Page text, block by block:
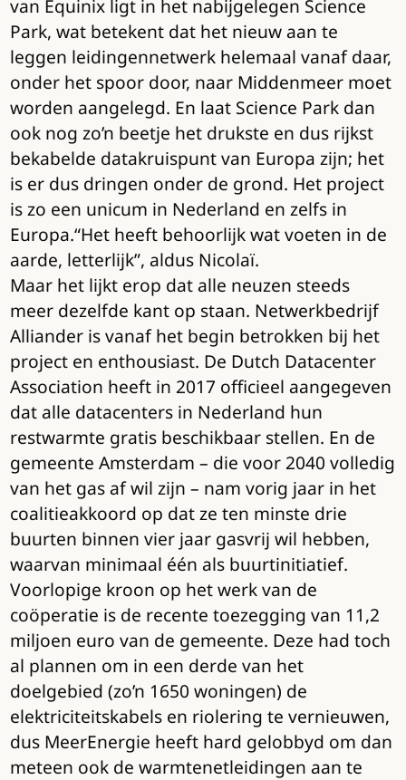
van Equinix ligt in het nabijgelegen Science
Park, wat betekent dat het nieuw aan te
leggen leidingennetwerk helemaal vanaf daar,
onder het spoor door, naar Middenmeer moet
worden aangelegd. En laat Science Park dan
ook nog zo’n beetje het drukste en dus rijkst
bekabelde datakruispunt van Europa zijn; het
is er dus dringen onder de grond. Het project
is zo een unicum in Nederland en zelfs in
Europa.“Het heeft behoorlijk wat voeten in de
aarde, letterlijk”, aldus Nicolaï.
Maar het lijkt erop dat alle neuzen steeds
meer dezelfde kant op staan. Netwerkbedrijf
Alliander is vanaf het begin betrokken bij het
project en enthousiast. De Dutch Datacenter
Association heeft in 2017 officieel aangegeven
dat alle datacenters in Nederland hun
restwarmte gratis beschikbaar stellen. En de
gemeente Amsterdam – die voor 2040 volledig
van het gas af wil zijn – nam vorig jaar in het
coalitieakkoord op dat ze ten minste drie
buurten binnen vier jaar gasvrij wil hebben,
waarvan minimaal één als buurtinitiatief.
Voorlopige kroon op het werk van de
coöperatie is de recente toezegging van 11,2
miljoen euro van de gemeente. Deze had toch
al plannen om in een derde van het
doelgebied (zo’n 1650 woningen) de
elektriciteitskabels en riolering te vernieuwen,
dus MeerEnergie heeft hard gelobbyd om dan
meteen ook de warmtenetleidingen aan te